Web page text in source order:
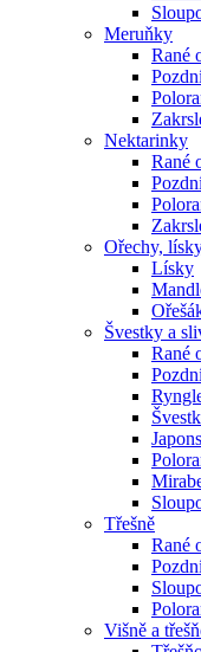
Meruňky
Rané
Nektarinky
Rané
Ořechy,
Lísky
Švestky a
Rané
Třešně
Rané
Višně a